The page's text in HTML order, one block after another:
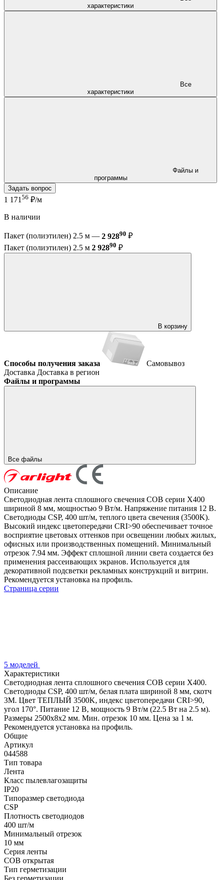
характеристики
характеристики
программы
Задать вопрос
1 171 56 ₽/м
В наличии
Пакет (полиэтилен) 2.5 м — 2 92890 ₽
Пакет (полиэтилен) 2.5 м 2 92890 ₽
В корзину
Способы получения заказа
Самовывоз
Доставка Доставка в регион
Файлы и программы
Все файлы
Описание
Светодиодная лента сплошного свечения COB серии X400
шириной 8 мм, мощностью 9 Вт/м. Напряжение питания 12 В.
Светодиоды CSP, 400 шт/м, теплого цвета свечения (3500K).
Высокий индекс цветопередачи CRI>90 обеспечивает точное
восприятие цветовых оттенков при освещении любых жилых,
офисных или производственных помещений. Минимальный
отрезок 7.94 мм. Эффект сплошной линии света создается без
применения рассеивающих экранов. Используется для
декоративной подсветки рекламных конструкций и витрин.
Рекомендуется установка на профиль.
Страница серии
5 моделей
Характеристики
Светодиодная лента сплошного свечения COB серии X400.
Светодиоды CSP, 400 шт/м, белая плата шириной 8 мм, скотч
3M. Цвет ТЕПЛЫЙ 3500K, индекс цветопередачи CRI>90,
угол 170°. Питание 12 В, мощность 9 Вт/м (22.5 Вт на 2.5 м).
Размеры 2500х8х2 мм. Мин. отрезок 10 мм. Цена за 1 м.
Рекомендуется установка на профиль.
Общие
Артикул
044588
Тип товара
Лента
Класс пылевлагозащиты
IP20
Типоразмер светодиода
CSP
Плотность светодиодов
400 шт/м
Минимальный отрезок
10 мм
Серия ленты
COB открытая
Тип герметизации
Без герметизации